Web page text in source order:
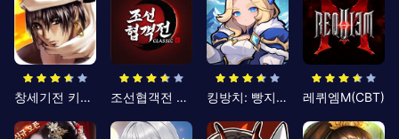
창세기전 키우기 조선협객전 클래식 킹방치: 빵지의 제왕 레퀴엠M(CBT)